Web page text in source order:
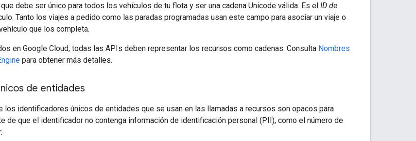
que debe ser único para todos los vehículos de tu flota y ser una cadena Unicode válida. Es el ID de
Tanto los viajes a pedido como las paradas programadas usan este campo para asociar un viaje o
vehículo que los completa.
en Google Cloud, todas las APIs deben representar los recursos como cadenas. Consulta Nombres
para obtener más detalles.
de entidades
los identificadores únicos de entidades que se usan en las llamadas a recursos son opacos para
de que el identificador no contenga información de identificación personal (PII), como el número de